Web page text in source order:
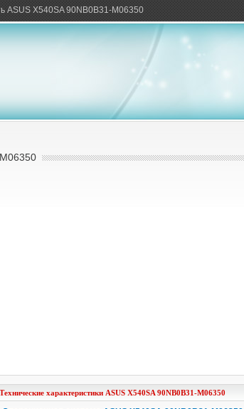
ASUS X540SA 90NB0B31-M06350
Технические характеристики ASUS X540SA 90NB0B31-M06350